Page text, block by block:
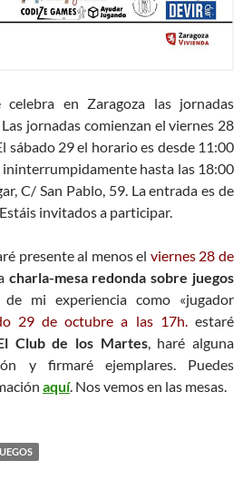
en Zaragoza las jornadas
Las jornadas comienzan el viernes 28
sábado 29 el horario es desde 11:00
ininterrumpidamente hasta las 18:00
C/ San Pablo, 59. La entrada es de
invitados a participar.
presente al menos el viernes 28 de
charla-mesa redonda sobre juegos
mi experiencia como «jugador
29 de octubre a las 17h.estaré
Club de los Martes, haré alguna
y firmaré ejemplares. Puedes
aquí. Nos vemos en las mesas.